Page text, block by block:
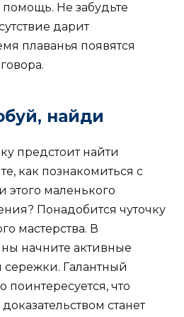
помощь. Не забудьте
дарит
плаванья появятся
найди
предстоит найти
как познакомиться с
маленького
Понадобится чуточку
мастерства. В
начните активные
Галантный
поинтересуется, что
станет